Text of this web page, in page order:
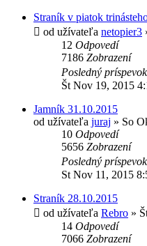
Straník v piatok
od užívateľa netopier3
12 Odpovedí
7186 Zobrazení
Posledný príspevok
Št Nov 19, 2015
Jamník 31.10.2015
od užívateľa juraj » So
10 Odpovedí
5656 Zobrazení
Posledný príspevok
St Nov 11, 2015
Straník 28.10.2015
od užívateľa Rebro »
14 Odpovedí
7066 Zobrazení